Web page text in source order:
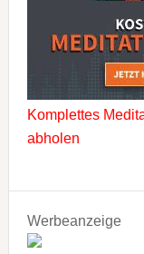
Komplettes
abholen
Werbeanzeige